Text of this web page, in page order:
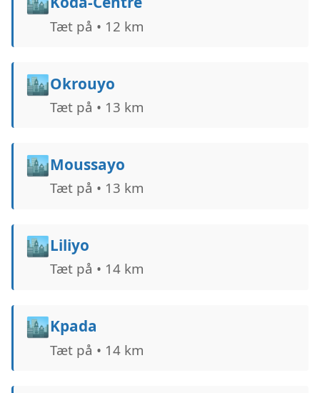
Tæt på • 12 km
🏙️Okrouyo
Tæt på • 13 km
🏙️Moussayo
Tæt på • 13 km
🏙️Liliyo
Tæt på • 14 km
🏙️Kpada
Tæt på • 14 km